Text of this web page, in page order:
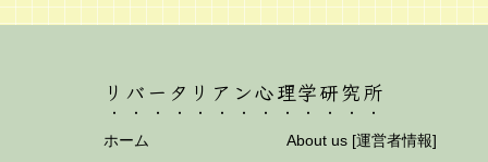
リバータリアン心理学研究所
ホーム About us [運営者情報]